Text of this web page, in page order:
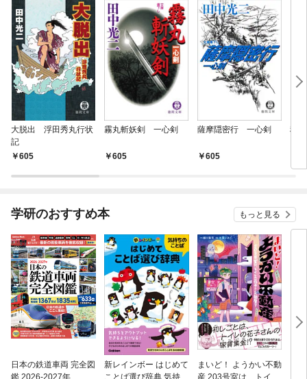
大脱出 浮田秀丸行状
記
605
霧丸斬妖剣 一心剣
605
薩摩隠密行 一心剣
605
秘
学研のおすすめ本 もっと見る
日本の鉄道車両 完全図
新レインボー はじめて
まいど！ ようかい不動